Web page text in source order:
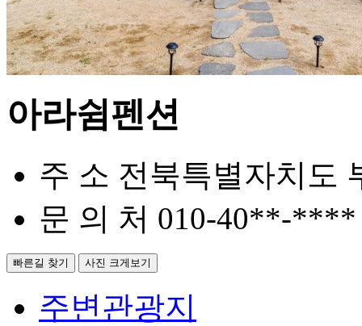
아라쉼펜션
주 소 전북특별자치도
문 의 처 010-40**-****
빠른길 찾기 사진 크게보기
주변관광지